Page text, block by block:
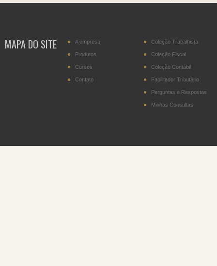
residente no País,
IPI - Cigarros (posição
2402.20)
DITR - Declaração do
Imposto sobre a
MAPA DO SITE A empresa
Produtos
Cursos
Contato
Coleção Trabalhista
Coleção Fiscal
Coleção Contábil
Facilitador Tributário
Perguntas e Respostas
Minhas Consultas